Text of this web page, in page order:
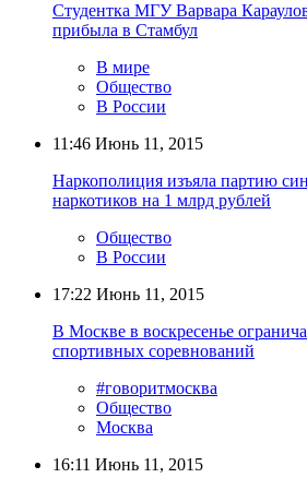
Студентка МГУ Варвара
прибыла в Стамбул
В мире
Общество
В России
11:46 Июнь 11, 2015
Наркополиция изъяла партию
наркотиков на 1 млрд рублей
Общество
В России
17:22 Июнь 11, 2015
В Москве в воскресенье
спортивных соревнований
#говоритмосква
Общество
Москва
16:11 Июнь 11, 2015